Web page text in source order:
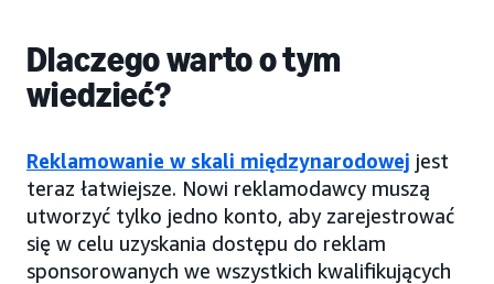
Dlaczego warto o tym
wiedzieć?
Reklamowanie w skali międzynarodowej jest
teraz łatwiejsze. Nowi reklamodawcy muszą
utworzyć tylko jedno konto, aby zarejestrować
się w celu uzyskania dostępu do reklam
sponsorowanych we wszystkich kwalifikujących